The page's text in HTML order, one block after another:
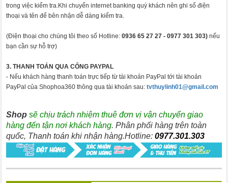
trong việc kiểm tra.Khi chuyển internet banking quý khách nên ghi số điện
thoại và tên để bên nhận dễ dàng kiểm tra.
(Điện thoại cho chúng tôi theo số Hotline:0936 65 27 27 -0977 301 303) nếu
bạn cần sự hỗ trợ)
3. THANH TOÁN QUA CỔNG PAYPAL
- Nếu khách hàng thanh toán trực tiếp từ tài khoản PayPal tới tài khoản
PayPal của Shophoa360 thông qua tài khoản sau:tvthuylinh01@gmail.com
Shop sẽ chịu trách nhiệm thuê đơn vị vận chuyển giao
hàng đến tận nơi khách hàng. Phân phối hàng trên toàn
quốc, Thanh toán khi nhận hàng.Hotline:0977.301.303